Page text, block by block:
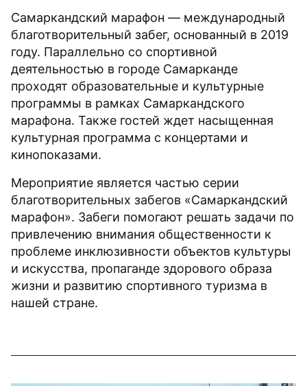
Самаркандский марафон — международный
благотворительный забег, основанный в 2019
году. Параллельно со спортивной
деятельностью в городе Самарканде
проходят образовательные и культурные
программы в рамках Самаркандского
марафона. Также гостей ждет насыщенная
культурная программа с концертами и
кинопоказами.
Мероприятие является частью серии
благотворительных забегов «Самаркандский
марафон». Забеги помогают решать задачи по
привлечению внимания общественности к
проблеме инклюзивности объектов культуры
и искусства, пропаганде здорового образа
жизни и развитию спортивного туризма в
нашей стране.